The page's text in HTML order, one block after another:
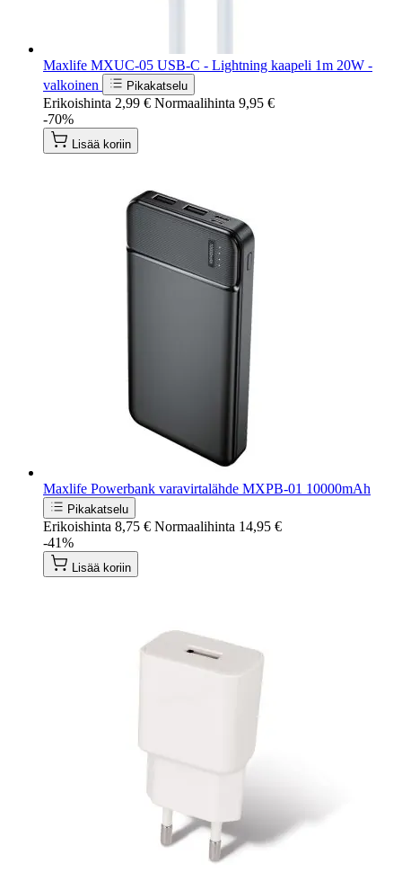
Maxlife MXUC-05 USB-C - Lightning kaapeli 1m 20W -
valkoinen
Pikakatselu
Erikoishinta 2,99 € Normaalihinta 9,95 €
-70%
Lisää koriin
Maxlife Powerbank varavirtalähde MXPB-01 10000mAh
Pikakatselu
Erikoishinta 8,75 € Normaalihinta 14,95 €
-41%
Lisää koriin